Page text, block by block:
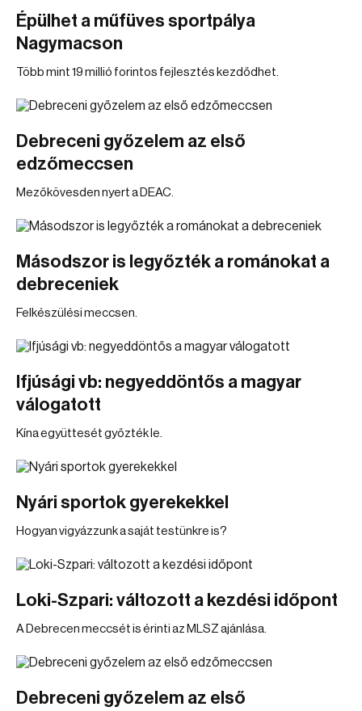
Épülhet a műfüves sportpálya
Nagymacson
Több mint 19 millió forintos fejlesztés kezdődhet.
Debreceni győzelem az első
edzőmeccsen
Mezőkövesden nyert a DEAC.
Másodszor is legyőzték a románokat a
debreceniek
Felkészülési meccsen.
Ifjúsági vb: negyeddöntős a magyar
válogatott
Kína együttesét győzték le.
Nyári sportok gyerekekkel
Hogyan vigyázzunk a saját testünkre is?
Loki-Szpari: változott a kezdési időpont
A Debrecen meccsét is érinti az MLSZ ajánlása.
Debreceni győzelem az első